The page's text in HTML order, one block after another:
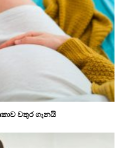
වතුර ගැනයි